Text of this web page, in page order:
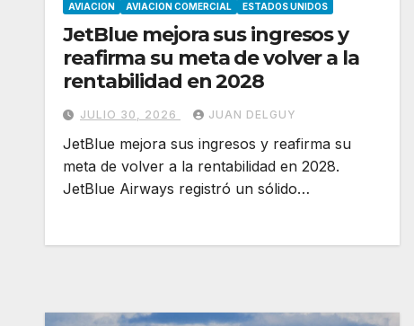
AVIACION AVIACION COMERCIAL ESTADOS UNIDOS
JetBlue mejora sus ingresos y
reafirma su meta de volver a la
rentabilidad en 2028
JULIO 30, 2026 JUAN DELGUY
JetBlue mejora sus ingresos y reafirma su
meta de volver a la rentabilidad en 2028.
JetBlue Airways registró un sólido…